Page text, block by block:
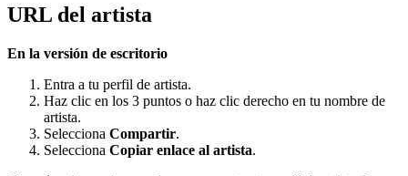
URL del artista
En la versión de escritorio
Entra a tu perfil de artista.
Haz clic en los 3 puntos o haz clic derecho en tu nombre de
artista.
Selecciona Compartir.
Selecciona Copiar enlace al artista.